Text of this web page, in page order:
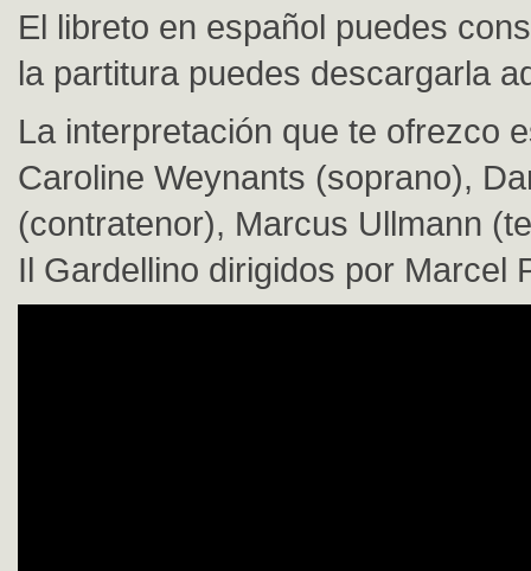
El libreto en español puedes
la partitura puedes descargarla
La interpretación que te ofrezco
Caroline Weynants (soprano),
(contratenor), Marcus Ullmann
Il Gardellino dirigidos por Marcel